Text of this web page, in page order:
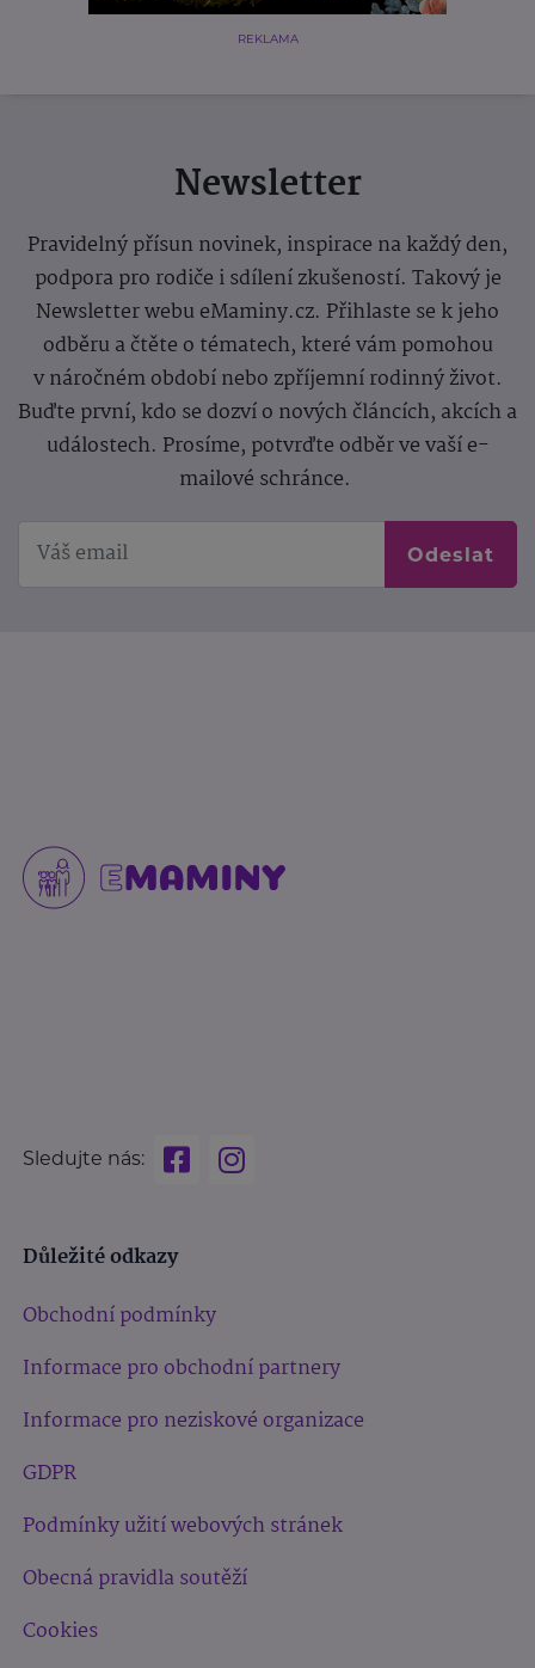
REKLAMA
Newsletter
Pravidelný přísun novinek, inspirace na každý den,
podpora pro rodiče i sdílení zkušeností. Takový je
Newsletter webu eMaminy.cz. Přihlaste se k jeho
odběru a čtěte o tématech, které vám pomohou
v náročném období nebo zpříjemní rodinný život.
Buďte první, kdo se dozví o nových článcích, akcích a
událostech. Prosíme, potvrďte odběr ve vaší e-
mailové schránce.
Odeslat
Sledujte nás:
Důležité odkazy
Obchodní podmínky
Informace pro obchodní partnery
Informace pro neziskové organizace
GDPR
Podmínky užití webových stránek
Obecná pravidla soutěží
Cookies